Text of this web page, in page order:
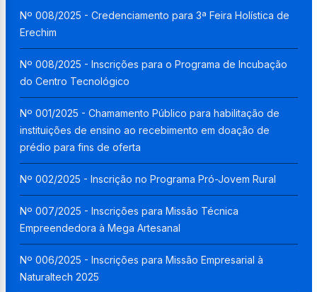
Nº 008/2025 - Credenciamento para 3ª Feira Holística de
Erechim
Nº 008/2025 - Inscrições para o Programa de Incubação
do Centro Tecnológico
Nº 001/2025 - Chamamento Público para habilitação de
instituições de ensino ao recebimento em doação de
prédio para fins de oferta
Nº 002/2025 - Inscrição no Programa Pró-Jovem Rural
Nº 007/2025 - Inscrições para Missão Técnica
Empreendedora à Mega Artesanal
Nº 006/2025 - Inscrições para Missão Empresarial à
Naturaltech 2025